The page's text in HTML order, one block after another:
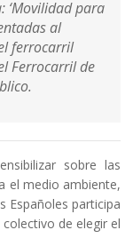
‘Movilidad para
al
ferrocarril
Ferrocarril de
sobre las
el medio ambiente,
Españoles participa
de elegir el